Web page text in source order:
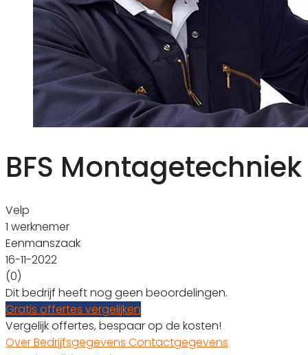
BFS Montagetechniek
Velp
1 werknemer
Eenmanszaak
16-11-2022
(0)
Dit bedrijf heeft nog geen beoordelingen.
Gratis offertes vergelijken
Vergelijk offertes, bespaar op de kosten!
OverBedrijfsgegevens Contactgegevens